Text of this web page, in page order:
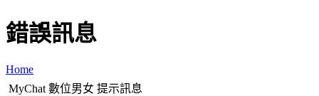
錯誤訊息
Home
MyChat 數位男女 提示訊息